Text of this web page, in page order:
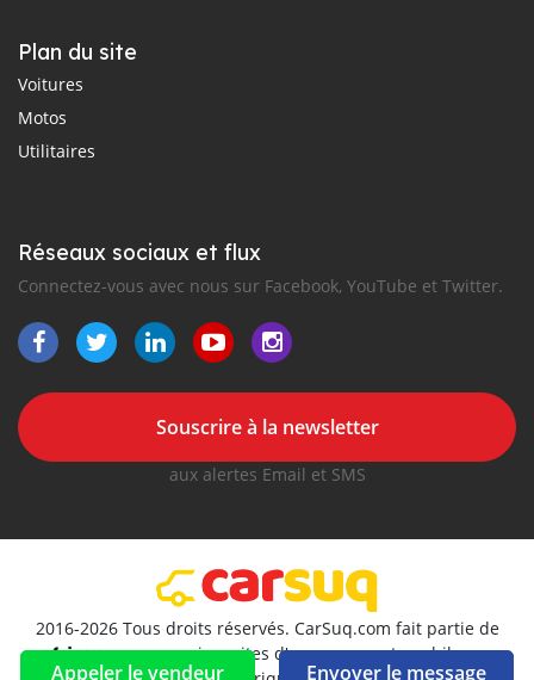
Appeler le vendeur Envoyer le message
Plan du site
Voitures
Motos
Utilitaires
Réseaux sociaux et flux
Connectez-vous avec nous sur Facebook, YouTube et Twitter.
Souscrire à la newsletter
aux alertes Email et SMS
2016-2026 Tous droits réservés. CarSuq.com fait partie de
, premiers sites d'annonces automobiles en